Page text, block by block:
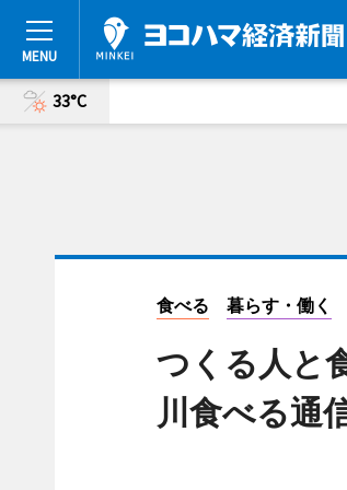
33°C
食べる 暮らす・働く
つくる人と
川食べる通